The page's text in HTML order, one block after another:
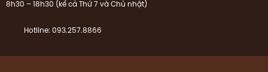
8h30 – 18h30 (kể cả Thứ 7 và Chủ nhật)
Hotline: 093.257.8866